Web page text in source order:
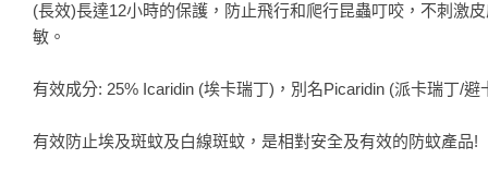
(長效)長達12小時的保護，防止飛行和爬行昆蟲叮咬，不刺激
敏。
有效成分: 25% Icaridin (埃卡瑞丁)，別名Picaridin (派卡瑞丁/避
有效防止埃及斑蚊及白線斑蚊，是相對安全及有效的防蚊產品!